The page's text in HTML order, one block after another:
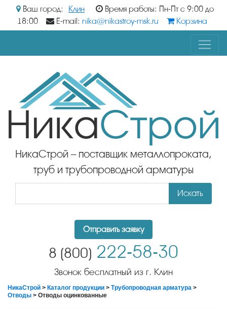
Ваш город: Клин
Время работы: Пн-Пт с 9:00 до
18:00
E-mail: nika@nikastroy-msk.ru Корзина
НикаСтрой – поставщик металлопроката,
труб и трубопроводной арматуры
Искать
Отправить заявку
8 (800) 222-58-30
Звонок бесплатный из г. Клин
НикаСтрой > Каталог продукции > Трубопроводная арматура >
Отводы > Отводы оцинкованные